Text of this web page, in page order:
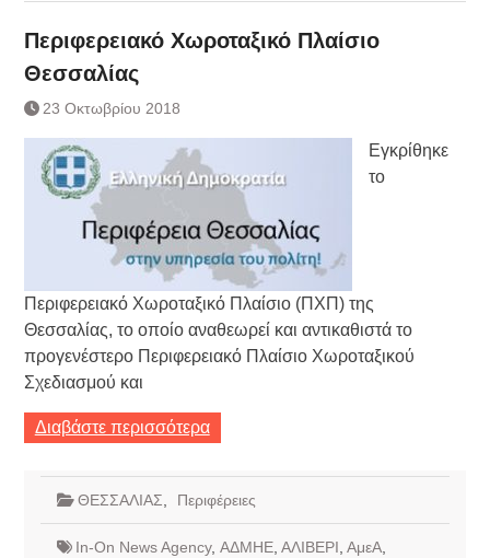
Περιφερειακό Χωροταξικό Πλαίσιο
Θεσσαλίας
23 Οκτωβρίου 2018
Εγκρίθηκε
το
Περιφερειακό Χωροταξικό Πλαίσιο (ΠΧΠ) της
Θεσσαλίας, το οποίο αναθεωρεί και αντικαθιστά το
προγενέστερο Περιφερειακό Πλαίσιο Χωροταξικού
Σχεδιασμού και
Διαβάστε περισσότερα
ΘΕΣΣΑΛΙΑΣ Περιφέρειες
In-On News Agency, ΑΔΜΗΕ, ΑΛΙΒΕΡΙ ΑμεΑ,